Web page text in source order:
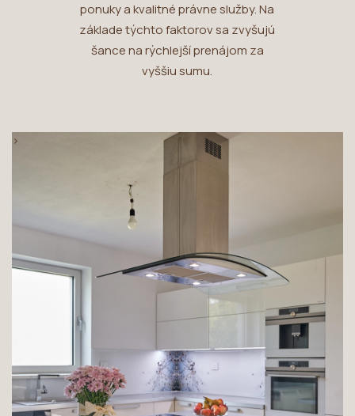
ponuky a kvalitné právne služby. Na
základe týchto faktorov sa zvyšujú
šance na rýchlejší prenájom za
vyššiu sumu.
>